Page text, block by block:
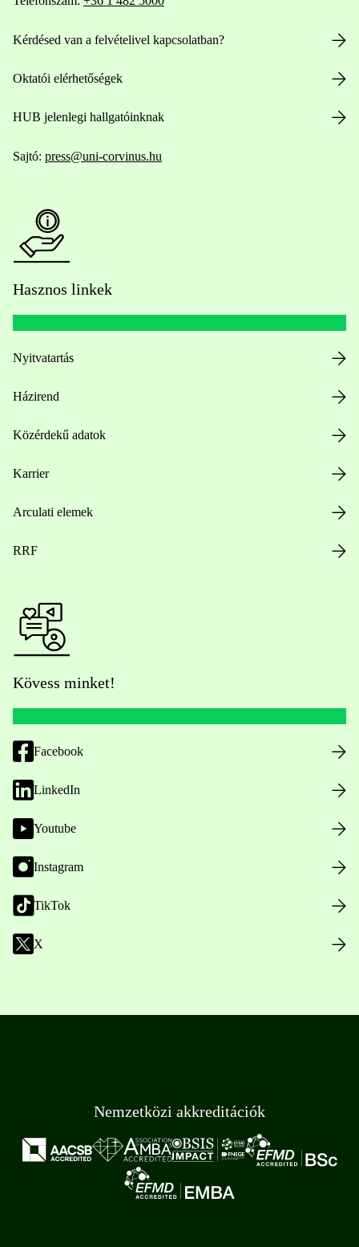
Kérdésed van a felvételivel kapcsolatban?
Oktatói elérhetőségek
HUB jelenlegi hallgatóinknak
Sajtó: press@uni-corvinus.hu
Hasznos linkek
Nyitvatartás
Házirend
Közérdekű adatok
Karrier
Arculati elemek
RRF
Kövess minket!
Facebook
LinkedIn
Youtube
Instagram
TikTok
X
Nemzetközi akkreditációk